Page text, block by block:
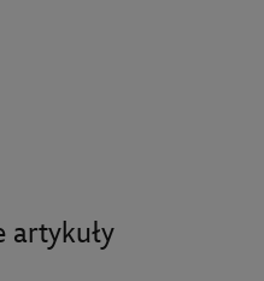
artykuły